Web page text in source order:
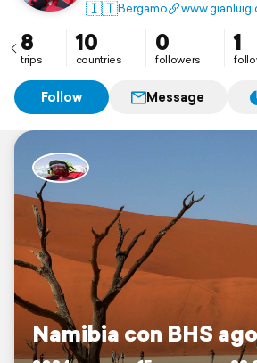
🇮🇹Bergamo
8
trips
10
countries
0
followers
1
Follow Message
Namibia con BHS